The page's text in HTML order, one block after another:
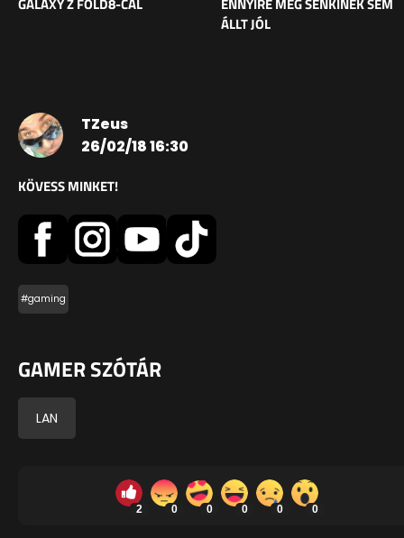
GALAXY Z FOLD8-CAL
ENNYIRE MÉG SENKINEK SEM
ÁLLT JÓL
TZeus
26/02/18 16:30
KÖVESS MINKET!
#gaming
GAMER SZÓTÁR
LAN
2 0 0 0 0 0